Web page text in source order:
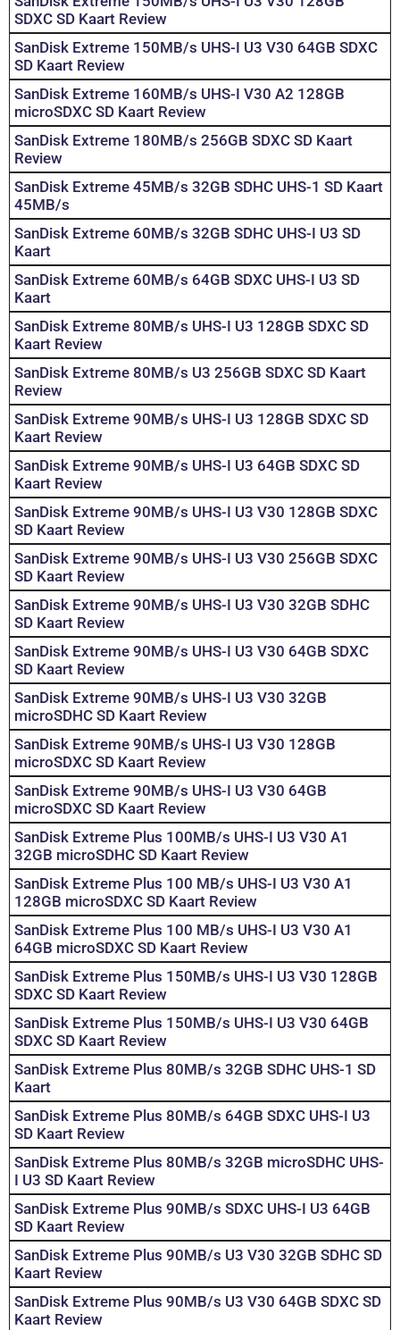
SDXC SD Kaart Review
SanDisk Extreme 150MB/s UHS-I U3 V30 64GB SDXC
SD Kaart Review
SanDisk Extreme 160MB/s UHS-I V30 A2 128GB
microSDXC SD Kaart Review
SanDisk Extreme 180MB/s 256GB SDXC SD Kaart
Review
SanDisk Extreme 45MB/s 32GB SDHC UHS-1 SD Kaart
45MB/s
SanDisk Extreme 60MB/s 32GB SDHC UHS-I U3 SD
Kaart
SanDisk Extreme 60MB/s 64GB SDXC UHS-I U3 SD
Kaart
SanDisk Extreme 80MB/s UHS-I U3 128GB SDXC SD
Kaart Review
SanDisk Extreme 80MB/s U3 256GB SDXC SD Kaart
Review
SanDisk Extreme 90MB/s UHS-I U3 128GB SDXC SD
Kaart Review
SanDisk Extreme 90MB/s UHS-I U3 64GB SDXC SD
Kaart Review
SanDisk Extreme 90MB/s UHS-I U3 V30 128GB SDXC
SD Kaart Review
SanDisk Extreme 90MB/s UHS-I U3 V30 256GB SDXC
SD Kaart Review
SanDisk Extreme 90MB/s UHS-I U3 V30 32GB SDHC
SD Kaart Review
SanDisk Extreme 90MB/s UHS-I U3 V30 64GB SDXC
SD Kaart Review
SanDisk Extreme 90MB/s UHS-I U3 V30 32GB
microSDHC SD Kaart Review
SanDisk Extreme 90MB/s UHS-I U3 V30 128GB
microSDXC SD Kaart Review
SanDisk Extreme 90MB/s UHS-I U3 V30 64GB
microSDXC SD Kaart Review
SanDisk Extreme Plus 100MB/s UHS-I U3 V30 A1
32GB microSDHC SD Kaart Review
SanDisk Extreme Plus 100 MB/s UHS-I U3 V30 A1
128GB microSDXC SD Kaart Review
SanDisk Extreme Plus 100 MB/s UHS-I U3 V30 A1
64GB microSDXC SD Kaart Review
SanDisk Extreme Plus 150MB/s UHS-I U3 V30 128GB
SDXC SD Kaart Review
SanDisk Extreme Plus 150MB/s UHS-I U3 V30 64GB
SDXC SD Kaart Review
SanDisk Extreme Plus 80MB/s 32GB SDHC UHS-1 SD
Kaart
SanDisk Extreme Plus 80MB/s 64GB SDXC UHS-I U3
SD Kaart Review
SanDisk Extreme Plus 80MB/s 32GB microSDHC UHS-
I U3 SD Kaart Review
SanDisk Extreme Plus 90MB/s SDXC UHS-I U3 64GB
SD Kaart Review
SanDisk Extreme Plus 90MB/s U3 V30 32GB SDHC SD
Kaart Review
SanDisk Extreme Plus 90MB/s U3 V30 64GB SDXC SD
Kaart Review